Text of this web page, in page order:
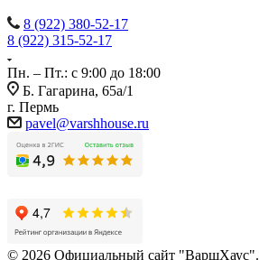
8 (922) 380-52-17
8 (922) 315-52-17
Пн. – Пт.: с 9:00 до 18:00
Б. Гагарина, 65а/1
г. Пермь
pavel@varshhouse.ru
© 2026 Официальный сайт "ВаршХаус".